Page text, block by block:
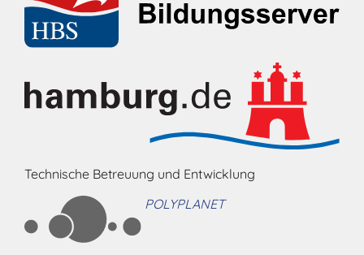
Technische Betreuung und Entwicklung
POLYPLANET